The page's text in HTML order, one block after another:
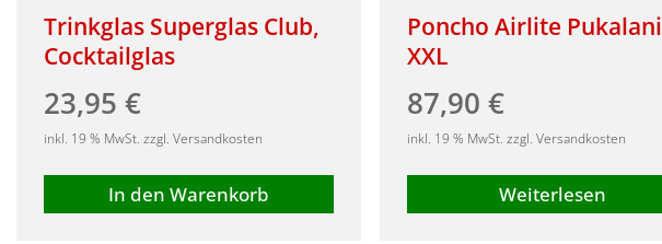
Trinkglas Superglas Club,
Cocktailglas
23,95 €
inkl. 19 % MwSt. zzgl. Versandkosten
In den Warenkorb
Poncho Airlite Pukalani
XXL
87,90 €
inkl. 19 % MwSt. zzgl. Versandkosten
Weiterlesen